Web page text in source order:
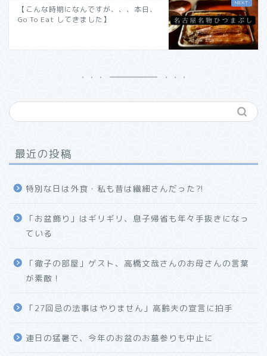
【こんな時期になんですが、、、本日、
Go To Eat してきました】
最近の投稿
特別な日は外食・私も昔は繊細さんだった⁈
「お盆飾り」はギリギリ、息子帰省も年々手抜きになっ
ている
「徹子の部屋」ゲスト、高橋文哉さんのお母さんの言葉
が素敵！
「27回忌の法事はやりません」高齢夫の宣言に拍手
連日の猛暑で、今年のお盆のお墓参りも中止に